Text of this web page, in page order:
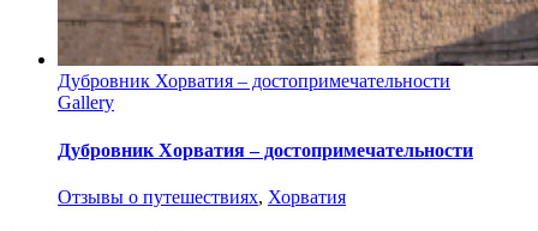
Дубровник Хорватия – достопримечательности
Gallery
Дубровник Хорватия – достопримечательности
Отзывы о путешествиях, Хорватия